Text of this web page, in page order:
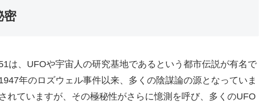
密
は、UFOや宇宙人の研究基地であるという都市伝説が有名で
年のロズウェル事件以来、多くの陰謀論の源となっていま
れていますが、その極秘性がさらに憶測を呼び、多くのUFO